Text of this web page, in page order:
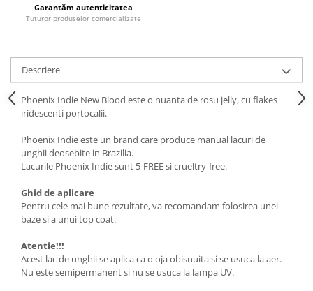
Garantăm autenticitatea
Tuturor produselor comercializate
Descriere
Phoenix Indie New Blood este o nuanta de rosu jelly, cu flakes
iridescenti portocalii.
Phoenix Indie este un brand care produce manual lacuri de
unghii deosebite in Brazilia.
Lacurile Phoenix Indie sunt 5-FREE si crueltry-free.
Ghid de aplicare
Pentru cele mai bune rezultate, va recomandam folosirea unei
baze si a unui top coat.
Atentie!!!
Acest lac de unghii se aplica ca o oja obisnuita si se usuca la aer.
Nu este semipermanent si nu se usuca la lampa UV.